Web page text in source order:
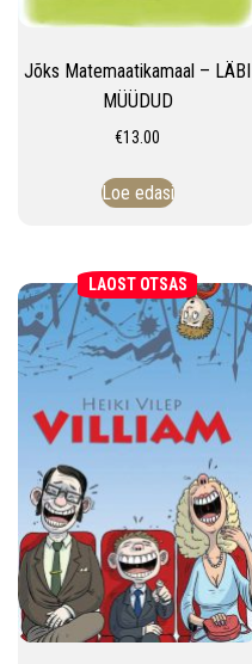
Jõks Matemaatikamaal – LÄBI
MÜÜDUD
€13.00
Loe edasi
LAOST OTSAS